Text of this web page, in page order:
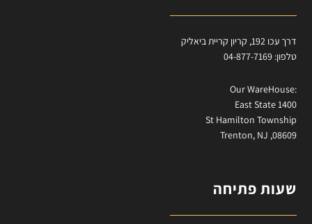
דרך עכו 192, קריון קריית ביאליק
טלפון: 04-877-7169
:Our WareHouse
East State 1400
St Hamilton Township
Trenton, NJ ,08609
שעות פתיחה